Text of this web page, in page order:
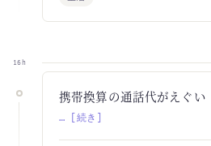
16h
携帯換算の通話代がえぐい
… [続き]